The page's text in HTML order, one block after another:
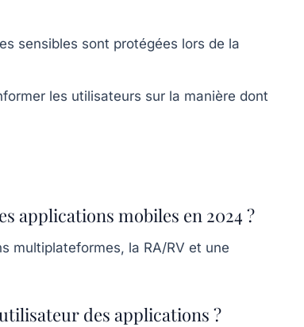
sensibles sont protégées lors de la
les utilisateurs sur la manière dont
applications mobiles en 2024 ?
multiplateformes, la RA/RV et une
des applications ?